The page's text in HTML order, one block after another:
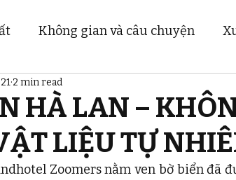
Không gian và câu chuyện
liệu và sản phẩm nội thất Dự án
HÀ LAN –
LIỆU TỰ
2 min read
Zoomers nằm ven bờ biển đã